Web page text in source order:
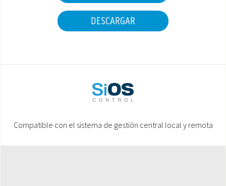
DESCARGAR
Compatible con el sistema de gestión central local y remota